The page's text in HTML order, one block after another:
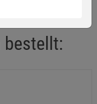
bestellt: